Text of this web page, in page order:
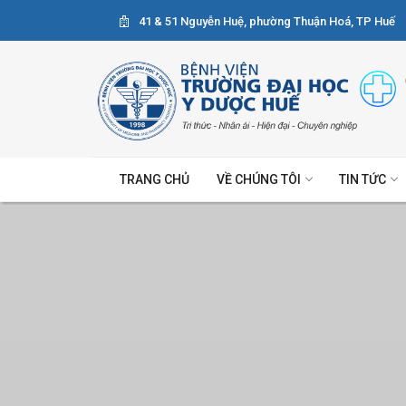
41 & 51 Nguyễn Huệ, phường Thuận Hoá, TP Huế
TRANG CHỦ VỀ CHÚNG TÔI TIN TỨC